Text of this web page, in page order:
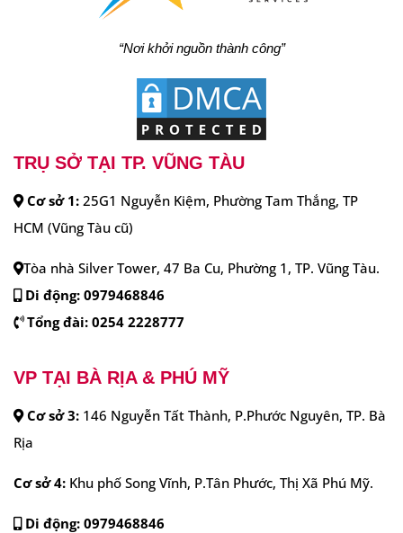
“Nơi khởi nguồn thành công”
TRỤ SỞ TẠI TP. VŨNG TÀU
Cơ sở 1: 25G1 Nguyễn Kiệm, Phường Tam Thắng, TP
HCM (Vũng Tàu cũ)
Tòa nhà Silver Tower, 47 Ba Cu, Phường 1, TP. Vũng Tàu.
Di động: 0979468846
Tổng đài: 0254 2228777
VP TẠI BÀ RỊA & PHÚ MỸ
Cơ sở 3: 146 Nguyễn Tất Thành, P.Phước Nguyên, TP. Bà
Rịa
Cơ sở 4:Khu phố Song Vĩnh, P.Tân Phước, Thị Xã Phú Mỹ.
Di động: 0979468846